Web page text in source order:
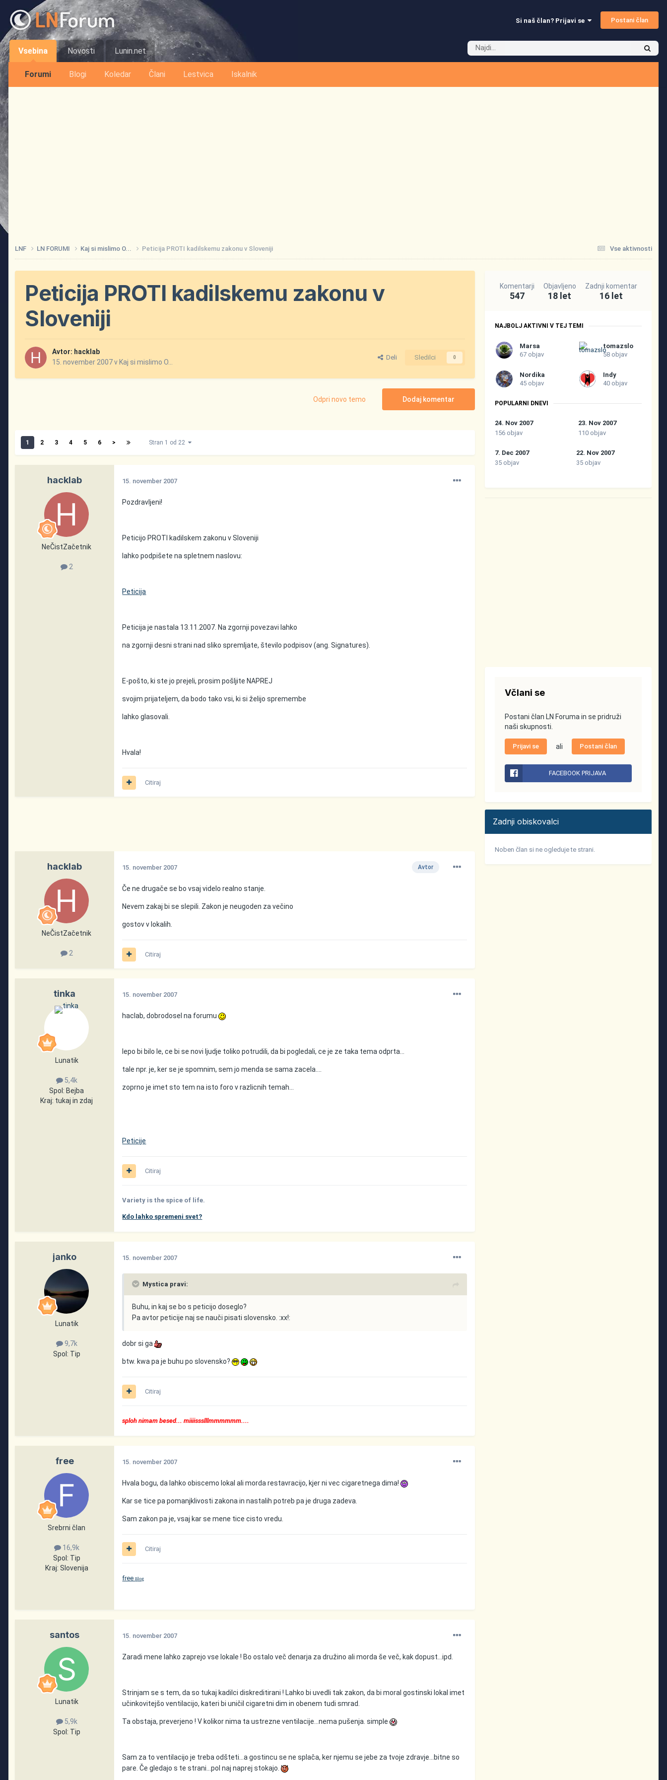
Si naš član? Prijavi se Postani član
Vsebina
Forumi Blogi Koledar Člani Lestvica Iskalnik
Novosti Lunin.net
Vse aktivnosti
LNF LN FORUMI Kaj si mislimo O... Peticija PROTI kadilskemu zakonu v Sloveniji
Peticija PROTI kadilskemu zakonu v
Sloveniji
Avtor: hacklab
15. november 2007v Kaj si mislimo O...
Deli Sledilci 0
Dodaj komentar
Odpri novo temo
1 2 3 4 5 6 > Stran 1 od 22
hacklab
NeČistZačetnik
2
15. november 2007
Pozdravljeni!
Peticijo PROTI kadilskem zakonu v Sloveniji
lahko podpišete na spletnem naslovu:
Peticija
Peticija je nastala 13.11.2007. Na zgornji povezavi lahko
na zgornji desni strani nad sliko spremljate, število podpisov (ang. Signatures).
E-pošto, ki ste jo prejeli, prosim pošljite NAPREJ
svojim prijateljem, da bodo tako vsi, ki si želijo spremembe
lahko glasovali.
Hvala!
Citiraj
hacklab
NeČistZačetnik
2
Avtor
15. november 2007
Če ne drugače se bo vsaj videlo realno stanje.
Nevem zakaj bi se slepili. Zakon je neugoden za večino
gostov v lokalih.
Citiraj
tinka
Lunatik
5,4k
Spol: Bejba
Kraj: tukaj in zdaj
15. november 2007
haclab, dobrodosel na forumu
lepo bi bilo le, ce bi se novi ljudje toliko potrudili, da bi pogledali, ce je ze taka tema odprta...
tale npr. je, ker se je spomnim, sem jo menda se sama zacela....
zoprno je imet sto tem na isto foro v razlicnih temah...
Peticije
Citiraj
Variety is the spice of life.
Kdo lahko spremeni svet?
janko
Lunatik
9,7k
Spol: Tip
15. november 2007
Mystica pravi:
Buhu, in kaj se bo s peticijo doseglo?
Pa avtor peticije naj se nauči pisati slovensko. :xx!:
dobr si ga
btw. kwa pa je buhu po slovensko?
Citiraj
sploh nimam besed... miiiissslllmmmmmm....
free
Srebrni član
16,9k
Spol: Tip
Kraj: Slovenija
15. november 2007
Hvala bogu, da lahko obiscemo lokal ali morda restavracijo, kjer ni vec cigaretnega dima!
Kar se tice pa pomanjklivosti zakona in nastalih potreb pa je druga zadeva.
Sam zakon pa je, vsaj kar se mene tice cisto vredu.
Citiraj
freeBlog
santos
Lunatik
5,9k
Spol: Tip
15. november 2007
Zaradi mene lahko zaprejo vse lokale ! Bo ostalo več denarja za družino ali morda še več, kak dopust...ipd.
Strinjam se s tem, da so tukaj kadilci diskreditirani ! Lahko bi uvedli tak zakon, da bi moral gostinski lokal imet
učinkovitejšo ventilacijo, kateri bi uničil cigaretni dim in obenem tudi smrad.
Ta obstaja, preverjeno ! V kolikor nima ta ustrezne ventilacije...nema pušenja. simple
Sam za to ventilacijo je treba odšteti...a gostincu se ne splača, ker njemu se jebe za tvoje zdravje...bitne so
pare. Če gledajo s te strani...pol naj naprej stokajo.
Komentarji
547
Objavljeno
18 let
Zadnji komentar
16 let
NAJBOLJ AKTIVNI V TEJ TEMI
Marsa
67 objav
tomazslo
58 objav
Nordika
45 objav
Indy
40 objav
POPULARNI DNEVI
24. Nov 2007
156 objav
23. Nov 2007
110 objav
7. Dec 2007
35 objav
22. Nov 2007
35 objav
Včlani se
Postani član LN Foruma in se pridruži
naši skupnosti.
Prijavi se ali Postani član
FACEBOOK PRIJAVA
Zadnji obiskovalci
Noben član si ne ogleduje te strani.